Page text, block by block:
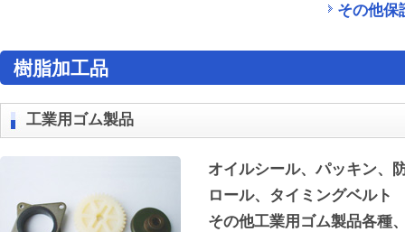
その他保
樹脂加工品
工業用ゴム製品
オイルシール、パッキン、
ロール、タイミングベルト
その他工業用ゴム製品各種